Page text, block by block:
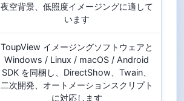
夜空背景、低照度イメージングに適して
います
ToupView イメージングソフトウェアと
Windows / Linux / macOS / Android
SDK を同梱し、DirectShow、Twain、
二次開発、オートメーションスクリプト
に対応します